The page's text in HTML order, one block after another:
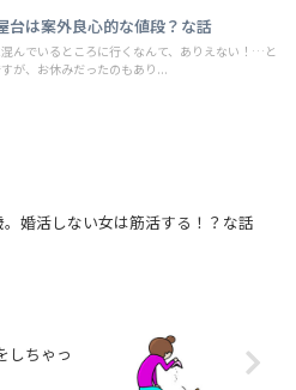
台は案外良心的な値段？な話
んでいるところに行くなんて、ありえない！…と
が、お休みだったのもあり...
。婚活しない女は筋活する！？な話
しちゃっ